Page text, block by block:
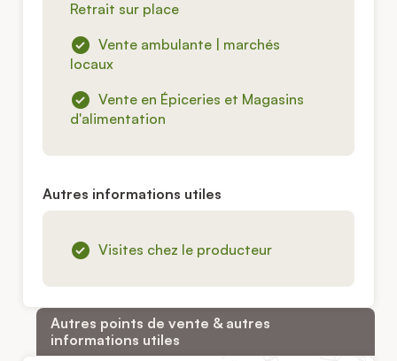
Retrait sur place
Vente ambulante | marchés
locaux
Vente en Épiceries et Magasins
d'alimentation
Autres informations utiles
Visites chez le producteur
Autres points de vente & autres
informations utiles